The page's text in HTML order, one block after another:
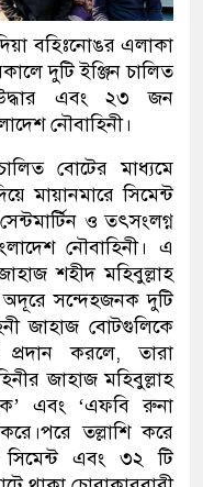
বহিঃনোঙর এলাকা
দুটি ইঞ্জিন চালিত
এবং ২৩ জন
নৌবাহিনী।
বোটের মাধ্যমে
মায়ানমারে সিমেন্ট
ও তৎসংলগ্ন
নৌবাহিনী। এ
শহীদ মহিবুল্লাহ
সন্দেহজনক দুটি
জাহাজ বোটগুলিকে
প্রদান করলে, তারা
জাহাজ মহিবুল্লাহ
এবং ‘এফবি রুনা
তল্লাশি করে
সিমেন্ট এবং ৩২ টি